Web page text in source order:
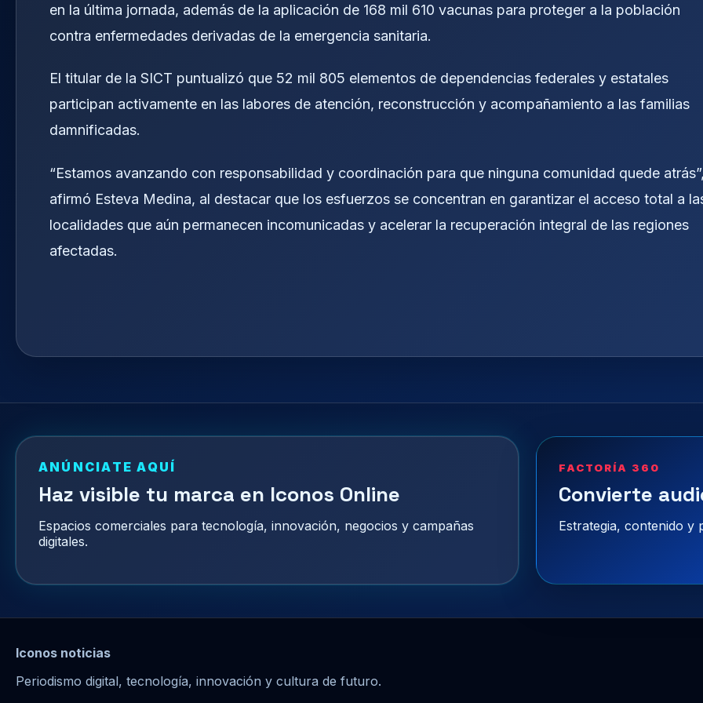
en la última jornada, además de la aplicación de 168 mil 610 vacunas para proteger a la población
contra enfermedades derivadas de la emergencia sanitaria.
El titular de la SICT puntualizó que 52 mil 805 elementos de dependencias federales y estatales
participan activamente en las labores de atención, reconstrucción y acompañamiento a las familias
damnificadas.
“Estamos avanzando con responsabilidad y coordinación para que ninguna comunidad quede
afirmó Esteva Medina, al destacar que los esfuerzos se concentran en garantizar el acceso total a
localidades que aún permanecen incomunicadas y acelerar la recuperación integral de las regiones
afectadas.
ANÚNCIATE AQUÍ
Haz visible tu marca en Iconos Online
Espacios comerciales para tecnología, innovación, negocios y campañas
digitales.
FACTORÍA 360
Convierte
Estrategia, contenido y
Iconos noticias
Periodismo digital, tecnología, innovación y cultura de futuro.